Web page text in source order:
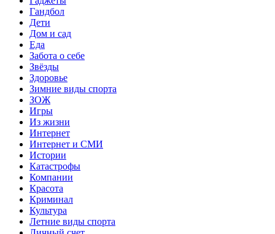
Гандбол
Дети
Дом и сад
Еда
Забота о себе
Звёзды
Здоровье
Зимние виды спорта
ЗОЖ
Игры
Из жизни
Интернет
Интернет и СМИ
Истории
Катастрофы
Компании
Красота
Криминал
Культура
Летние виды спорта